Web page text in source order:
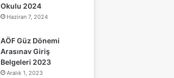
Okulu 2024
Haziran 7, 2024
AÖF Güz Dönemi
Arasınav Giriş
Belgeleri 2023
Aralık 1, 2023